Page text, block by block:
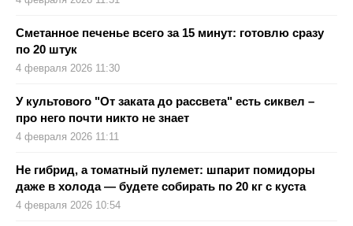
Сметанное печенье всего за 15 минут: готовлю сразу
по 20 штук
4 февраля 2026 11:30
У культового "От заката до рассвета" есть сиквел –
про него почти никто не знает
4 февраля 2026 11:11
Не гибрид, а томатный пулемет: шпарит помидоры
даже в холода — будете собирать по 20 кг с куста
4 февраля 2026 10:54